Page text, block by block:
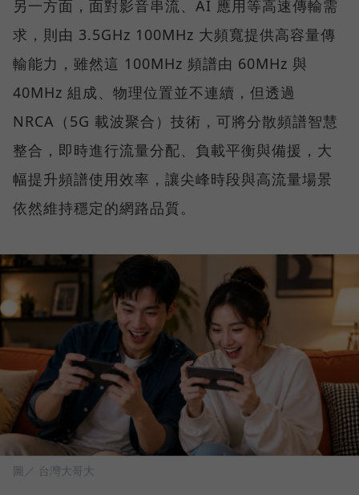
另一方面，面對影音串流、AI 應用等高速傳輸需
求，則由 3.5GHz 100MHz 大頻寬提供高容量傳
輸能力，雖然這 100MHz 頻譜由 60MHz 與
40MHz 組成、物理位置並不連續，但透過
NRCA（5G 載波聚合）技術，可將分散頻譜智慧
整合，即時進行流量分配、負載平衡與備援，大
幅提升頻譜使用效率，讓尖峰時段與高流量場景
依然維持穩定的網路品質。
圖／ 台灣大哥大